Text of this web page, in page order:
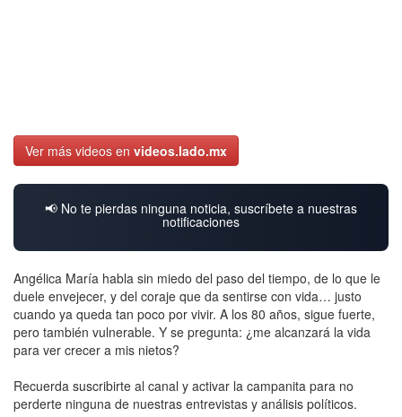
Ver más videos en videos.lado.mx
📢 No te pierdas ninguna noticia, suscríbete a nuestras
notificaciones
Angélica María habla sin miedo del paso del tiempo, de lo que le
duele envejecer, y del coraje que da sentirse con vida… justo
cuando ya queda tan poco por vivir. A los 80 años, sigue fuerte,
pero también vulnerable. Y se pregunta: ¿me alcanzará la vida
para ver crecer a mis nietos?
Recuerda suscribirte al canal y activar la campanita para no
perderte ninguna de nuestras entrevistas y análisis políticos.